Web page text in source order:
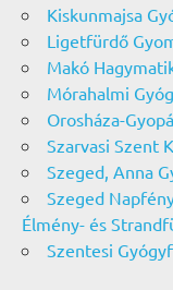
Kiskunmajsa
Ligetfürdő
Makó
Mórahalmi
Orosháza-
Szarvasi Szent
Szeged, Anna
Szeged
Élmény- és
Szentesi